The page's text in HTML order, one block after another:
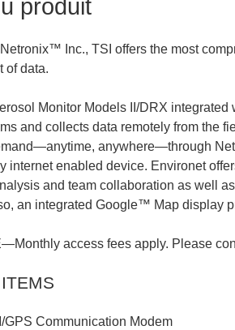
produit
Inc., TSI offers the most
of data.
Monitor Models II/DRX
and collects data remotely from the
anywhere—through
internet enabled device. Environet
and team collaboration as well
an integrated Google™ Map display
access fees apply. Please
GPS Communication Modem